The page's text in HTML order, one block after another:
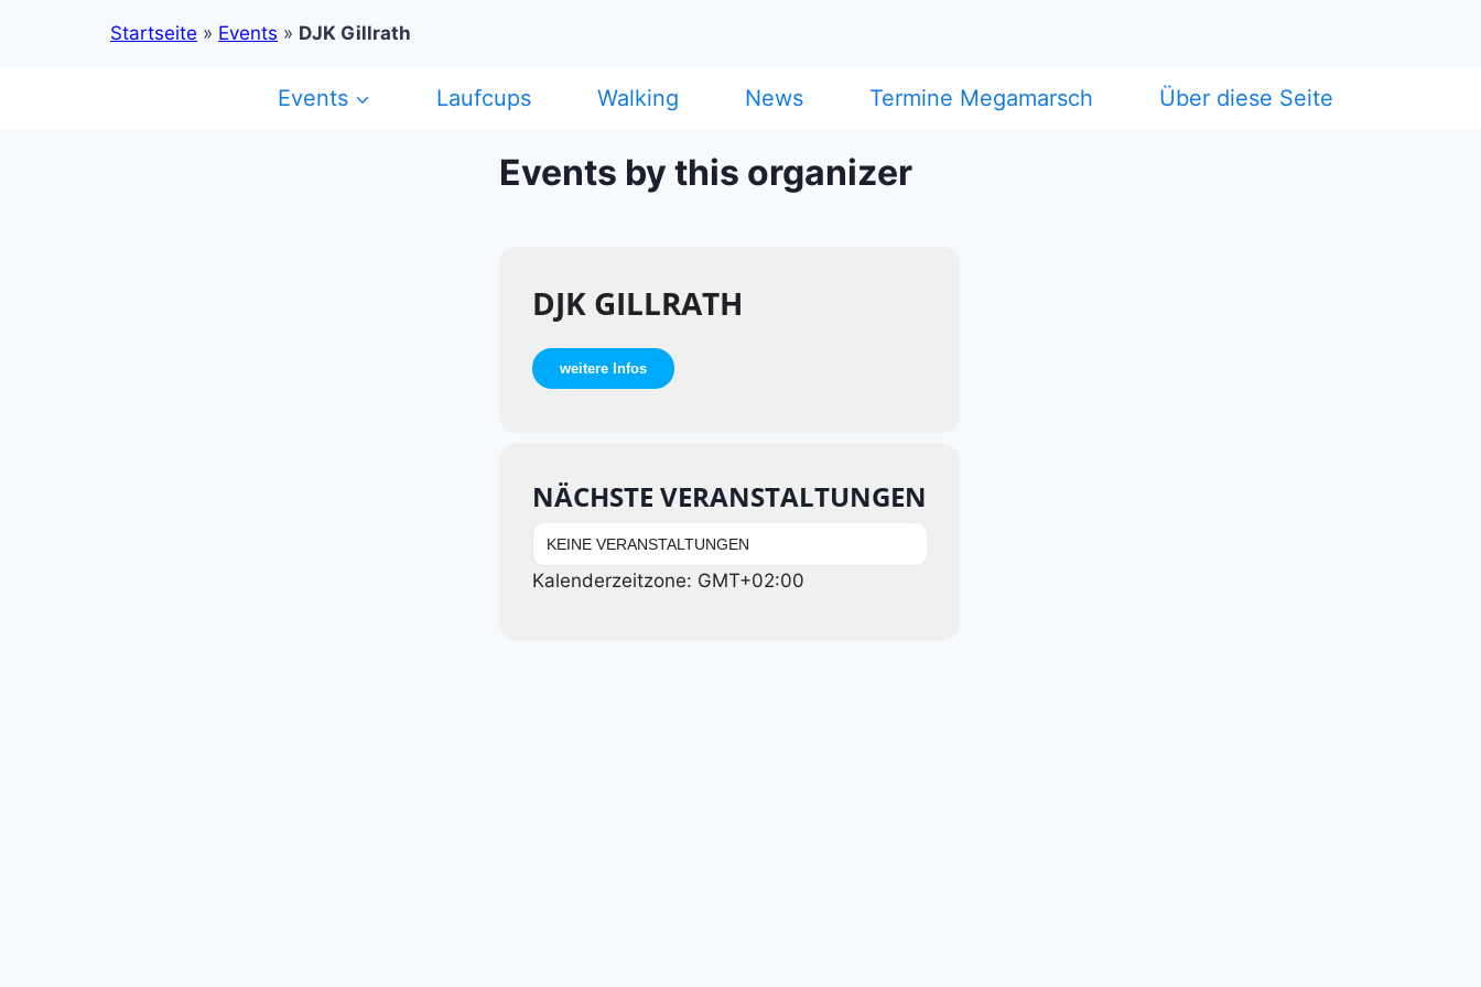
Startseite » Events » DJK Gillrath
Events Laufcups Walking News Termine Megamarsch Über diese Seite
Events by this organizer
DJK GILLRATH
weitere Infos
NÄCHSTE VERANSTALTUNGEN
KEINE VERANSTALTUNGEN
Kalenderzeitzone: GMT+02:00